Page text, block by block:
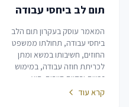
תום לב ביחסי עבודה
המאמר עוסק בעקרון תום הלב
ביחסי עבודה, תחולתו ממשפט
החוזים, חשיבותו במשא ומתן
לכריתת חוזה עבודה, במימוש
זכויות ובקיום חיובים. הוא
מדגיש את הסטנדרט הגבוה
קרא עוד